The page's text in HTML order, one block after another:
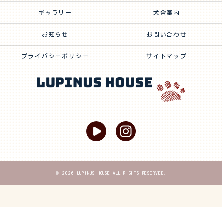
ギャラリー 犬舎案内
お知らせ お問い合わせ
プライバシーポリシー サイトマップ
© 2026 LUPINUS HOUSE ALL RIGHTS RESERVED.